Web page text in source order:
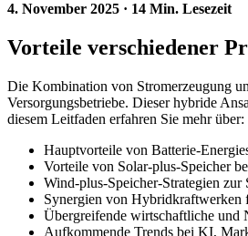
4. November 2025 · 14 Min. Lesezeit
Vorteile verschiedener
Die Kombination von Stromerzeugung
Versorgungsbetriebe. Dieser hybride
diesem Leitfaden erfahren Sie mehr über:
Hauptvorteile von Batterie-
Vorteile von Solar-plus-Speicher
Wind-plus-Speicher-Strategien
Synergien von
Übergreifende wirtschaftliche und
Aufkommende Trends bei KI,